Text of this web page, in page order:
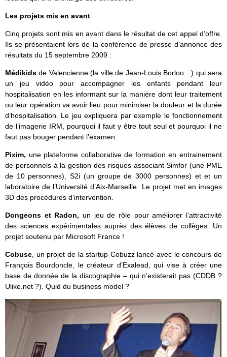
Les projets mis en avant
Cinq projets sont mis en avant dans le résultat de cet appel d’offre.
Ils se présentaient lors de la conférence de presse d’annonce des
résultats du 15 septembre 2009 :
Médikidsde Valencienne (la ville de Jean-Louis Borloo…) qui sera
un jeu vidéo pour accompagner les enfants pendant leur
hospitalisation en les informant sur la manière dont leur traitement
ou leur opération va avoir lieu pour minimiser la douleur et la durée
d’hospitalisation. Le jeu expliquera par exemple le fonctionnement
de l’imagerie IRM, pourquoi il faut y être tout seul et pourquoi il ne
faut pas bouger pendant l’examen.
Pixim, une plateforme collaborative de formation en entrainement
de personnels à la gestion des risques associant Simfor (une PME
de 10 personnes), S2i (un groupe de 3000 personnes) et et un
laboratoire de l’Université d’Aix-Marseille. Le projet met en images
3D des procédures d’intervention.
Dongeons et Radon, un jeu de rôle pour améliorer l’attractivité
des sciences expérimentales auprès des élèves de collèges. Un
projet soutenu par Microsoft France !
Cobuse , un projet de la startup Cobuzz lancé avec le concours de
François Bourdoncle, le créateur d’Exalead, qui vise à créer une
base de donnée de la discographie – qui n’existerait pas (CDDB ?
Ulike.net ?). Quid du business model ?